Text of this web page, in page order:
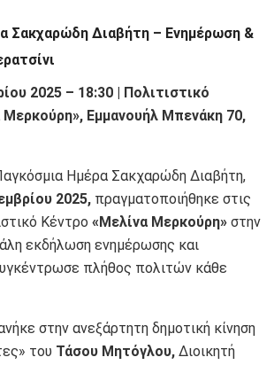
Σακχαρώδη Διαβήτη – Ενημέρωση &
2025 – 18:30 | Πολιτιστικό
Μερκούρη», Εμμανουήλ Μπενάκη 70,
Ημέρα Σακχαρώδη Διαβήτη,
2025, πραγματοποιήθηκε στις
Κέντρο «Μελίνα Μερκούρη» στην
εκδήλωση ενημέρωσης και
πλήθος πολιτών κάθε
στην ανεξάρτητη δημοτική κίνηση
του Τάσου Μητόγλου, Διοικητή